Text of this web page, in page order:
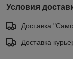
Условия
Доставка
Доставка